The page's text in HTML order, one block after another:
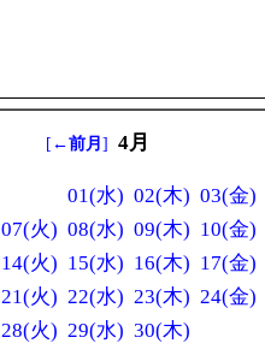
[ ←前月 ] 4月
01(水) 02(木) 03(金)
07(火) 08(水) 09(木) 10(金)
14(火) 15(水) 16(木) 17(金)
21(火) 22(水) 23(木) 24(金)
28(火) 29(水) 30(木)